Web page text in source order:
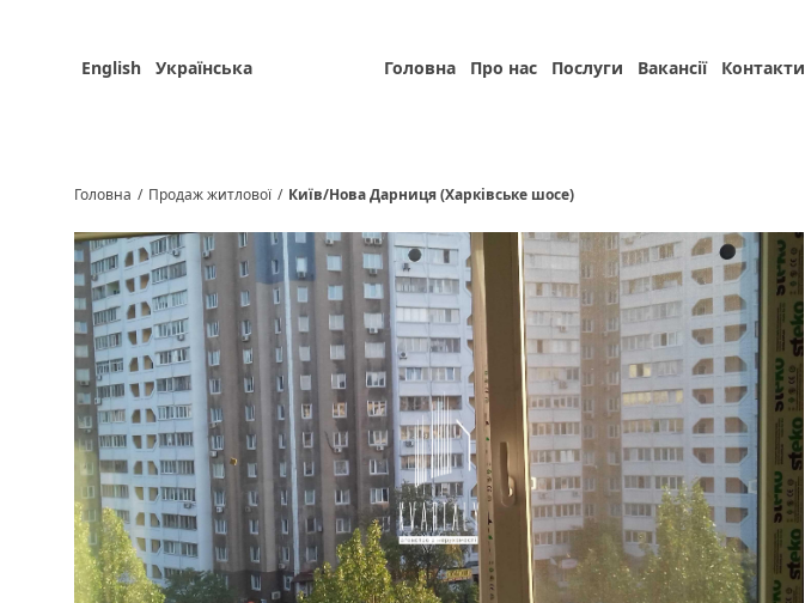
English Українська Головна Про нас Послуги Вакансії Контакти
Головна / Продаж житлової / Київ/Нова Дарниця (Харківське шосе)